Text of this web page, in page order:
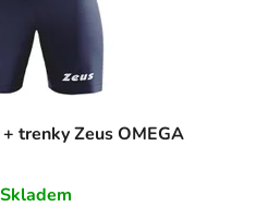
trenky Zeus OMEGA
Skladem